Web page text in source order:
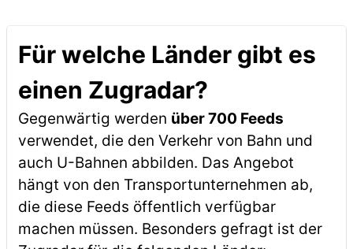
Für welche Länder gibt es
einen Zugradar?
Gegenwärtig werden über 700 Feeds
verwendet, die den Verkehr von Bahn und
auch U-Bahnen abbilden. Das Angebot
hängt von den Transportunternehmen ab,
die diese Feeds öffentlich verfügbar
machen müssen. Besonders gefragt ist der